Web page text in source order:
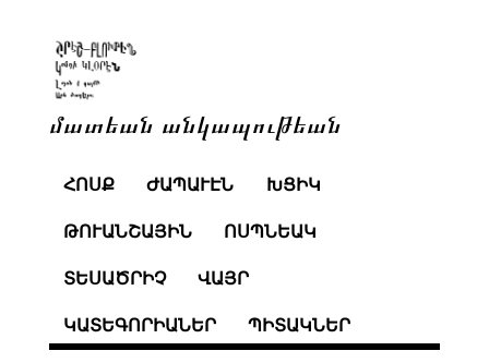
մատեան անկապութեան
ՀՈՍՔ ԺԱՊԱՒԷՆ ԽՑԻԿ
ԹՈՒԱՆՇԱՅԻՆ ՈՍՊՆԵԱԿ
ՏԵՍԱԾՐԻՉ ՎԱՅՐ
ԿԱՏԵԳՈՐԻԱՆԵՐ ՊԻՏԱԿՆԵՐ